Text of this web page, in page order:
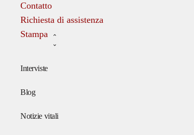
Contatto
Richiesta di assistenza
Stampa
Interviste
Blog
Notizie vitali